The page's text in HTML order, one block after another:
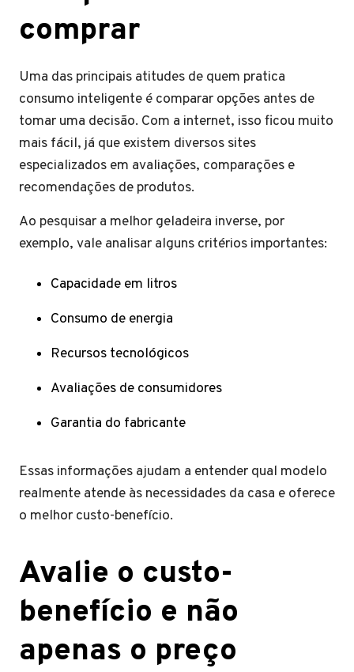
comprar
Uma das principais atitudes de quem pratica
consumo inteligente é comparar opções antes de
tomar uma decisão. Com a internet, isso ficou muito
mais fácil, já que existem diversos sites
especializados em avaliações, comparações e
recomendações de produtos.
Ao pesquisar a melhor geladeira inverse, por
exemplo, vale analisar alguns critérios importantes:
Capacidade em litros
Consumo de energia
Recursos tecnológicos
Avaliações de consumidores
Garantia do fabricante
Essas informações ajudam a entender qual modelo
realmente atende às necessidades da casa e oferece
o melhor custo-benefício.
Avalie o custo-
benefício e não
apenas o preço